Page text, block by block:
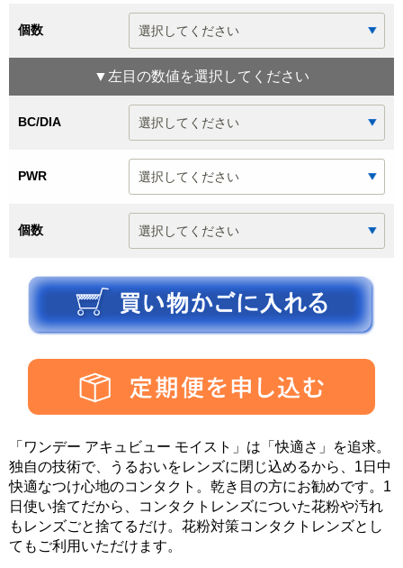
個数
▼ 左目 の数値を選択してください
BC/DIA
PWR
個数
「ワンデー アキュビュー モイスト」は「快適さ」を追求。
独自の技術で、うるおいをレンズに閉じ込めるから、1日中
快適なつけ心地のコンタクト。乾き目の方にお勧めです。1
日使い捨てだから、コンタクトレンズについた花粉や汚れ
もレンズごと捨てるだけ。花粉対策コンタクトレンズとし
てもご利用いただけます。